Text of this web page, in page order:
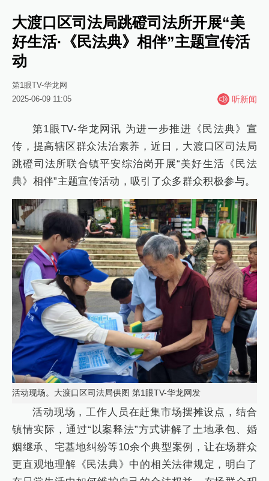
大渡口区司法局跳磴司法所开展“美
好生活·《民法典》相伴”主题宣传活
动
第1眼TV-华龙网
2025-06-09 11:05
听新闻
第1眼TV-华龙网讯 为进一步推进《民法典》宣
传，提高辖区群众法治素养，近日，大渡口区司法局
跳磴司法所联合镇平安综治岗开展“美好生活《民法
典》相伴”主题宣传活动，吸引了众多群众积极参与。
活动现场。大渡口区司法局供图 第1眼TV-华龙网发
活动现场，工作人员在赶集市场摆摊设点，结合
镇情实际，通过“以案释法”方式讲解了土地承包、婚
姻继承、宅基地纠纷等10余个典型案例，让在场群众
更直观地理解《民法典》中的相关法律规定，明白了